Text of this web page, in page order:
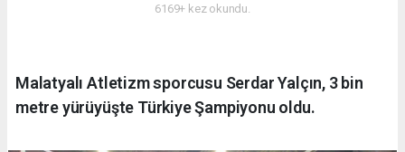
6169+ kez okundu.
Malatyalı Atletizm sporcusu Serdar Yalçın, 3 bin
metre yürüyüşte Türkiye Şampiyonu oldu.